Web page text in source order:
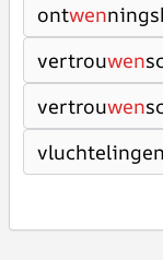
ontwen
vertrouwen
vertrouwen